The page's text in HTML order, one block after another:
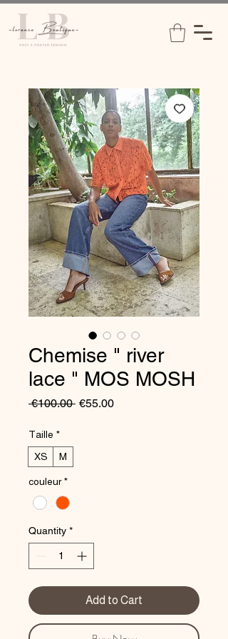
Chemise " river
lace " MOS MOSH
€100.00 Regular
€55.00Sale
Taille *
XS
M
couleur *
Quantity *
Add to Cart